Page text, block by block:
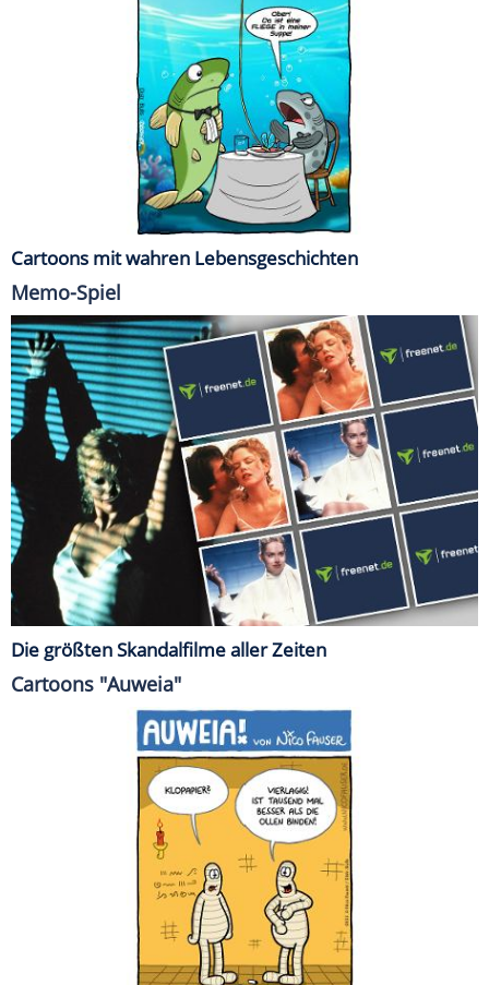
Cartoons mit wahren Lebensgeschichten
Memo-Spiel
Die größten Skandalfilme aller Zeiten
Cartoons "Auweia"